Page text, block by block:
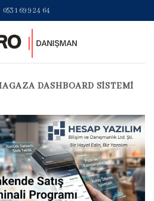
0531 699 24 64
DASHBOARD SISTEMI